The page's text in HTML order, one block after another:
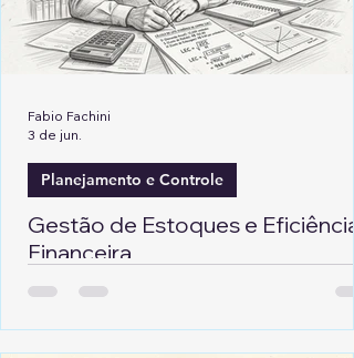
Gestão de Estoques e Eficiência
Financeira
Planejamento e Controle
Fabio Fachini
3 de jun.